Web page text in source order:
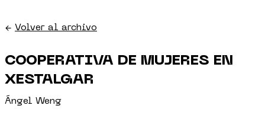
← Volver al archivo
COOPERATIVA DE MUJERES EN
XESTALGAR
Ángel Weng